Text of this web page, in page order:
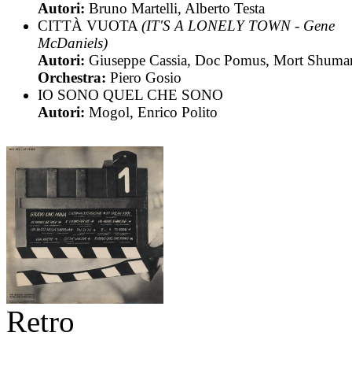
Autori: Bruno Martelli, Alberto Testa
CITTÀ VUOTA(IT'S A LONELY TOWN - Gene
McDaniels)
Autori: Giuseppe Cassia, Doc Pomus, Mort
Orchestra: Piero Gosio
IO SONO QUEL CHE SONO
Autori: Mogol, Enrico Polito
Retro